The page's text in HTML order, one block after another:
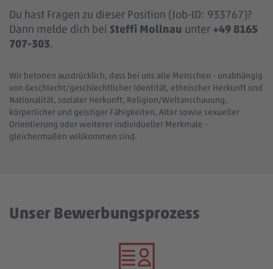
Du hast Fragen zu dieser Position (Job-ID: 933767)?
Dann melde dich bei Steffi Mollnau unter +49 8165
707-303.
Wir betonen ausdrücklich, dass bei uns alle Menschen - unabhängig
von Geschlecht/geschlechtlicher Identität, ethnischer Herkunft und
Nationalität, sozialer Herkunft, Religion/Weltanschauung,
körperlicher und geistiger Fähigkeiten, Alter sowie sexueller
Orientierung oder weiterer individueller Merkmale -
gleichermaßen willkommen sind.
Unser Bewerbungsprozess